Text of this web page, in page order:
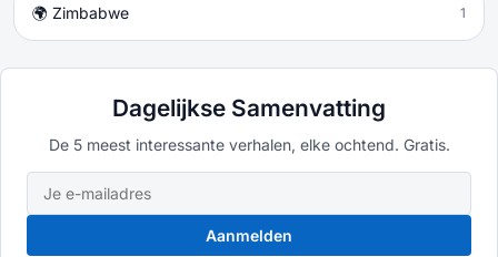
🌍 Zimbabwe 1
Dagelijkse Samenvatting
De 5 meest interessante verhalen, elke ochtend. Gratis.
Aanmelden